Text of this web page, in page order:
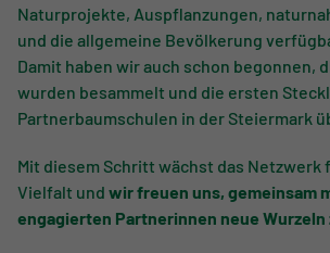
Naturprojekte, Auspflanzungen,
und die allgemeine Bevölkerung
Damit haben wir auch schon begonnen,
wurden besammelt und die ersten
Partnerbaumschulen in der Steiermark
Mit diesem Schritt wächst das Netzwerk
Vielfalt und wir freuen uns, gemeinsam
engagierten Partnerinnen neue Wurzeln